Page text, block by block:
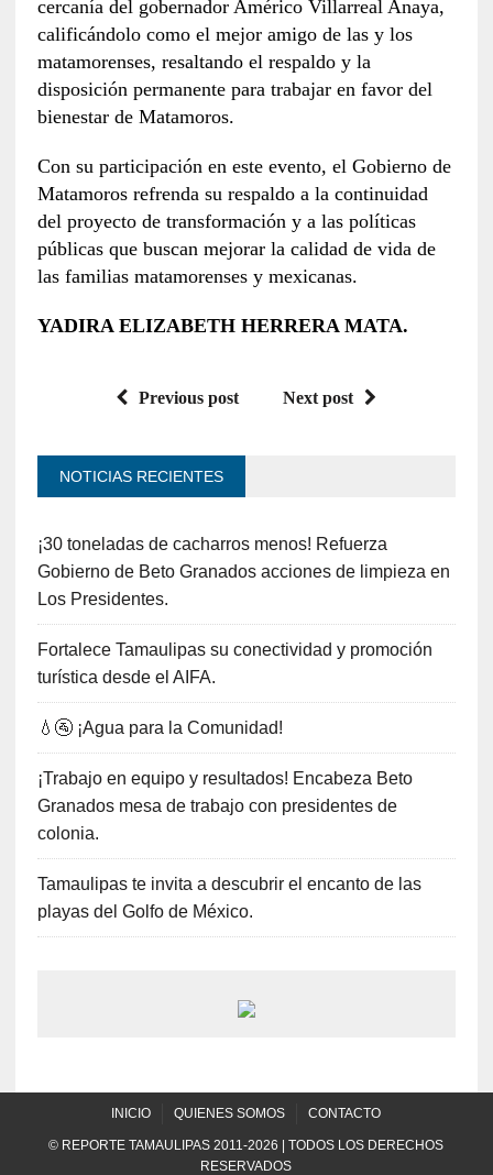
cercanía del gobernador Américo Villarreal Anaya,
calificándolo como el mejor amigo de las y los
matamorenses, resaltando el respaldo y la
disposición permanente para trabajar en favor del
bienestar de Matamoros.
Con su participación en este evento, el Gobierno de
Matamoros refrenda su respaldo a la continuidad
del proyecto de transformación y a las políticas
públicas que buscan mejorar la calidad de vida de
las familias matamorenses y mexicanas.
YADIRA ELIZABETH HERRERA MATA.
Previous post Next post
NOTICIAS RECIENTES
¡30 toneladas de cacharros menos! Refuerza
Gobierno de Beto Granados acciones de limpieza en
Los Presidentes.
Fortalece Tamaulipas su conectividad y promoción
turística desde el AIFA.
💧🚰 ¡Agua para la Comunidad!
¡Trabajo en equipo y resultados! Encabeza Beto
Granados mesa de trabajo con presidentes de
colonia.
Tamaulipas te invita a descubrir el encanto de las
playas del Golfo de México.
INICIO QUIENES SOMOS CONTACTO
© REPORTE TAMAULIPAS 2011-2026 | TODOS LOS DERECHOS
RESERVADOS